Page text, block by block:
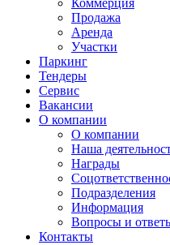
Коммерция
Продажа
Аренда
Участки
Паркинг
Тендеры
Сервис
Вакансии
О компании
О компании
Наша
Награды
Подразделения
Информация
Вопросы и
Контакты